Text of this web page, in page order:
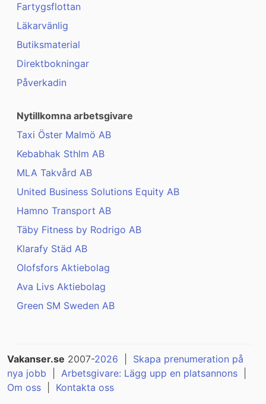
Fartygsflottan
Läkarvänlig
Butiksmaterial
Direktbokningar
Påverkadin
Nytillkomna arbetsgivare
Taxi Öster Malmö AB
Kebabhak Sthlm AB
MLA Takvård AB
United Business Solutions Equity AB
Hamno Transport AB
Täby Fitness by Rodrigo AB
Klarafy Städ AB
Olofsfors Aktiebolag
Ava Livs Aktiebolag
Green SM Sweden AB
Vakanser.se 2007-2026
Skapa prenumeration på
nya jobb
Arbetsgivare: Lägg upp en platsannons
Om oss
Kontakta oss